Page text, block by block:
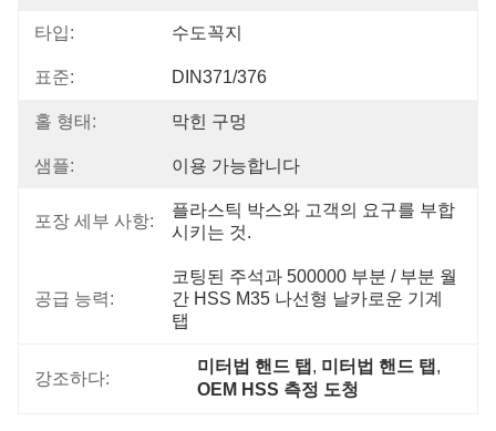
타입: 수도꼭지
표준: DIN371/376
홀 형태: 막힌 구멍
샘플: 이용 가능합니다
포장 세부 사항:
플라스틱 박스와 고객의 요구를 부합
시키는 것.
공급 능력:
코팅된 주석과 500000 부분 / 부분 월
간 HSS M35 나선형 날카로운 기계
탭
강조하다:
미터법 핸드 탭 , 미터법 핸드 탭 ,
OEM HSS 측정 도청